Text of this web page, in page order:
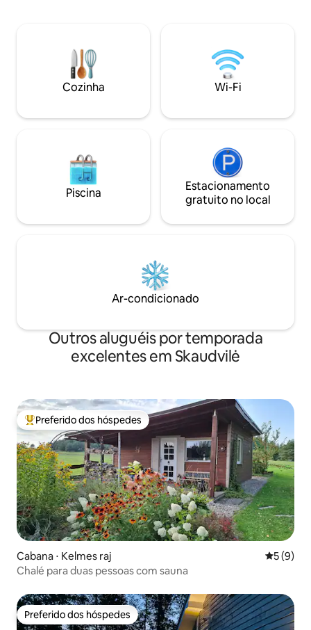
equipada com todos os
eletrodomésticos necessários, bem
como pratos e utensílios.
internacional.
casais, família
Há várias trilhas
proximidades
Cozinha Wi-Fi
Piscina
Estacionamento
gratuito no local
Ar-condicionado
Outros aluguéis por temporada
excelentes em Skaudvilė
Entre os melhores preferidos dos hóspedes
Preferido dos hóspedes
Cabana ⋅ Kelmes raj 5 de
5 (9)
Chalé para duas pessoas com sauna
Preferido dos hóspedes
Preferido dos hóspedes